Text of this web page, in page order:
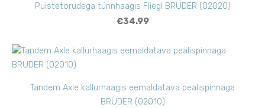
Puistetorudega tünnhaagis Fliegl BRUDER (02020)
€34.99
Tandem Axle kallurhaagis eemaldatava pealispinnaga
BRUDER (02010)